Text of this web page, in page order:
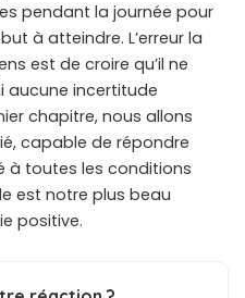
pendant la journée pour
à atteindre. L’erreur la
est de croire qu’il ne
aucune incertitude
chapitre, nous allons
capable de répondre
à toutes les conditions
est notre plus beau
positive.